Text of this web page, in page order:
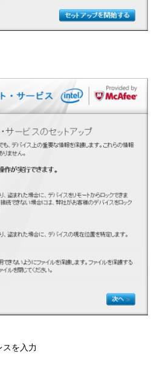
を入力